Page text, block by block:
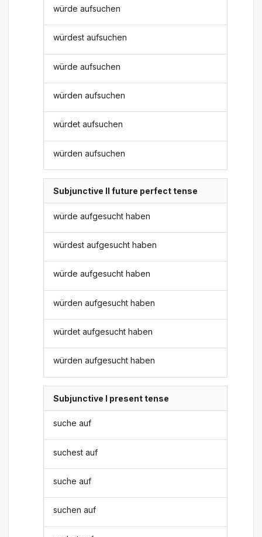
würde aufsuchen
würdest aufsuchen
würde aufsuchen
würden aufsuchen
würdet aufsuchen
würden aufsuchen
Subjunctive II future perfect tense
würde aufgesucht haben
würdest aufgesucht haben
würde aufgesucht haben
würden aufgesucht haben
würdet aufgesucht haben
würden aufgesucht haben
Subjunctive I present tense
suche auf
suchest auf
suche auf
suchen auf